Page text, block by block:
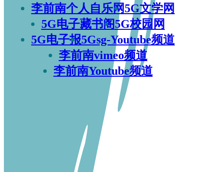
李前南个人自乐网5G文学网
5G电子藏书阁5G校园网
5G电子报5Gsg-Youtube频道
李前南vimeo频道
李前南Youtube频道